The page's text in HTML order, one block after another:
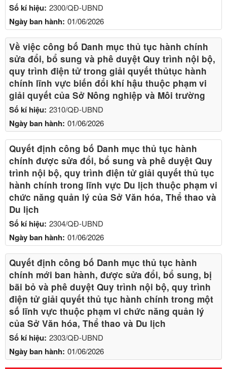
Số kí hiệu: 2300/QĐ-UBND
Ngày ban hành: 01/06/2026
Số kí hiệu: 2310/QĐ-UBND
Ngày ban hành: 01/06/2026
Về việc công bố Danh mục thủ tục hành chính
sửa đổi, bổ sung và phê duyệt Quy trình nội bộ,
quy trình điện tử trong giải quyết thủtục hành
chính lĩnh vực biến đổi khí hậu thuộc phạm vi
giải quyết của Sở Nông nghiệp và Môi trường
Số kí hiệu: 2304/QĐ-UBND
Ngày ban hành: 01/06/2026
Quyết định công bố Danh mục thủ tục hành
chính được sửa đổi, bổ sung và phê duyệt Quy
trình nội bộ, quy trình điện tử giải quyết thủ tục
hành chính trong lĩnh vực Du lịch thuộc phạm vi
chức năng quản lý của Sở Văn hóa, Thể thao và
Du lịch
Số kí hiệu: 2303/QĐ-UBND
Ngày ban hành: 01/06/2026
Quyết định công bố Danh mục thủ tục hành
chính mới ban hành, được sửa đổi, bổ sung, bị
bãi bỏ và phê duyệt Quy trình nội bộ, quy trình
điện tử giải quyết thủ tục hành chính trong một
số lĩnh vực thuộc phạm vi chức năng quản lý
của Sở Văn hóa, Thể thao và Du lịch